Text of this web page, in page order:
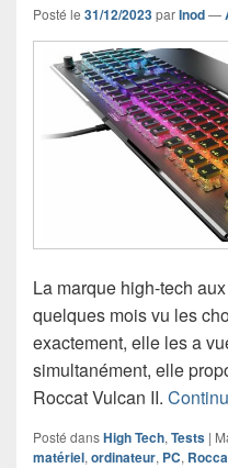
Posté le 31/12/2023parInod—
La marque high-tech
quelques mois vu les
exactement, elle les a
simultanément, elle
Roccat Vulcan II.
Posté dansHigh Tech, Tests |
matériel, ordinateur, PC,